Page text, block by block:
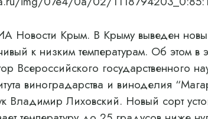
Новости Крым. В Крыму выведен
к низким температурам. Об этом в
Всероссийского государственного
виноградарства и виноделия
Владимир Лиховский. Новый сорт